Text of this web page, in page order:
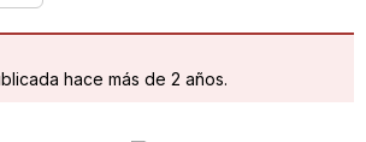
hace más de 2 años.